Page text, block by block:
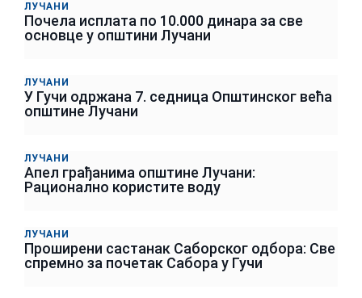
ЛУЧАНИ
Почела исплата по 10.000 динара за све
основце у општини Лучани
ЛУЧАНИ
У Гучи одржана 7. седница Општинског већа
општине Лучани
ЛУЧАНИ
Апел грађанима општине Лучани:
Рационално користите воду
ЛУЧАНИ
Проширени састанак Саборског одбора: Све
спремно за почетак Сабора у Гучи